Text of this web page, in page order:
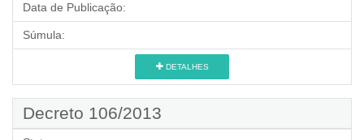
Data de Publicação:
Súmula:
DETALHES
Decreto 106/2013